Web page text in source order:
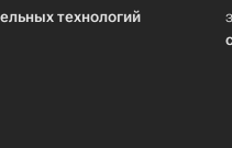
технологий